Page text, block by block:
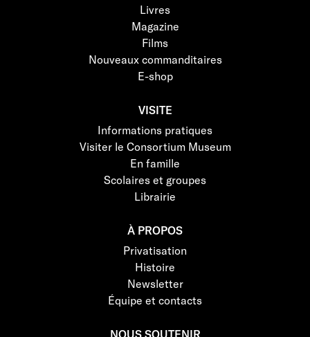
Livres
Magazine
Films
Nouveaux commanditaires
E-shop
VISITE
Informations pratiques
Visiter le Consortium Museum
En famille
Scolaires et groupes
Librairie
À PROPOS
Privatisation
Histoire
Newsletter
Équipe et contacts
NOUS SOUTENIR